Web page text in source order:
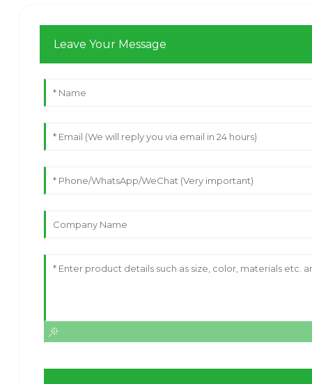
Leave Your Message